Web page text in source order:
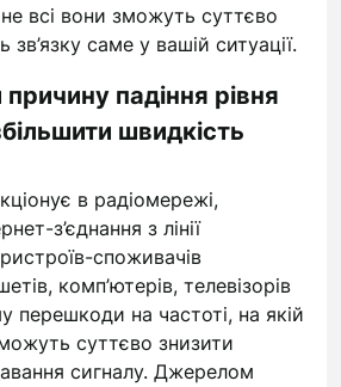
не всі вони зможуть суттєво
зв’язку саме у вашій ситуації.
падіння рівня
швидкість
в радіомережі,
з’єднання з лінії
споживачів
комп’ютерів, телевізорів
на частоті, на якій
суттєво знизити
сигналу. Джерелом